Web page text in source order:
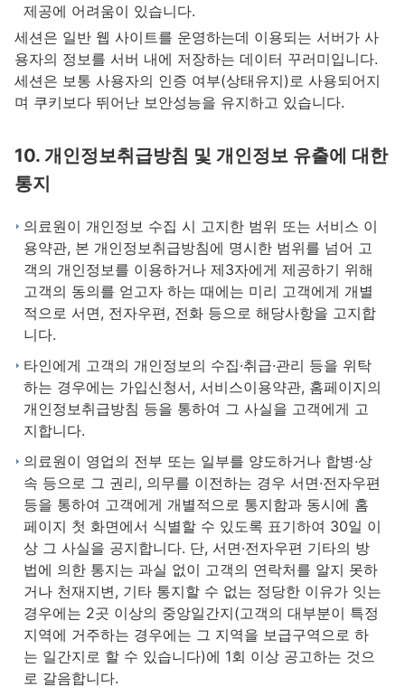
제공에 어려움이 있습니다.
세션은 일반 웹 사이트를 운영하는데 이용되는 서버가 사
용자의 정보를 서버 내에 저장하는 데이터 꾸러미입니다.
세션은 보통 사용자의 인증 여부(상태유지)로 사용되어지
며 쿠키보다 뛰어난 보안성능을 유지하고 있습니다.
10. 개인정보취급방침 및 개인정보 유출에 대한
통지
의료원이 개인정보 수집 시 고지한 범위 또는 서비스 이
용약관, 본 개인정보취급방침에 명시한 범위를 넘어 고
객의 개인정보를 이용하거나 제3자에게 제공하기 위해
고객의 동의를 얻고자 하는 때에는 미리 고객에게 개별
적으로 서면, 전자우편, 전화 등으로 해당사항을 고지합
니다.
타인에게 고객의 개인정보의 수집·취급·관리 등을 위탁
하는 경우에는 가입신청서, 서비스이용약관, 홈페이지의
개인정보취급방침 등을 통하여 그 사실을 고객에게 고
지합니다.
의료원이 영업의 전부 또는 일부를 양도하거나 합병·상
속 등으로 그 권리, 의무를 이전하는 경우 서면·전자우편
등을 통하여 고객에게 개별적으로 통지함과 동시에 홈
페이지 첫 화면에서 식별할 수 있도록 표기하여 30일 이
상 그 사실을 공지합니다. 단, 서면·전자우편 기타의 방
법에 의한 통지는 과실 없이 고객의 연락처를 알지 못하
거나 천재지변, 기타 통지할 수 없는 정당한 이유가 잇는
경우에는 2곳 이상의 중앙일간지(고객의 대부분이 특정
지역에 거주하는 경우에는 그 지역을 보급구역으로 하
는 일간지로 할 수 있습니다)에 1회 이상 공고하는 것으
로 갈음합니다.